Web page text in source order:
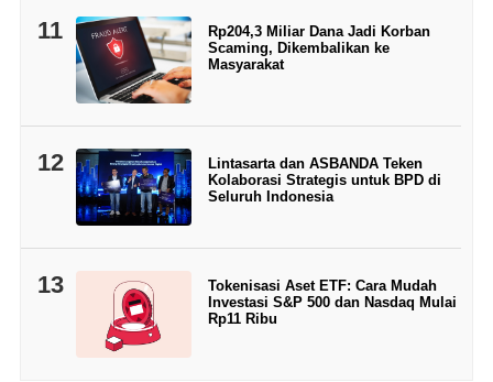
11
Rp204,3 Miliar Dana Jadi Korban
Scaming, Dikembalikan ke
Masyarakat
12
Lintasarta dan ASBANDA Teken
Kolaborasi Strategis untuk BPD di
Seluruh Indonesia
13
Tokenisasi Aset ETF: Cara Mudah
Investasi S&P 500 dan Nasdaq Mulai
Rp11 Ribu